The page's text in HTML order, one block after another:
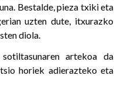
Bestalde, pieza txiki eta
uzten dute, itxurazko
diola.
artekoa da
horiek adierazteko eta